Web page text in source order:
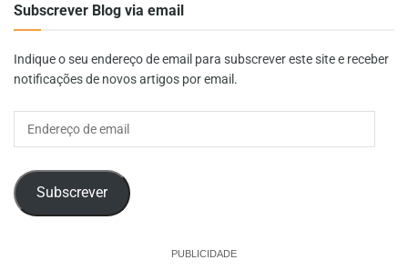
Subscrever Blog via email
Indique o seu endereço de email para subscrever este site e receber
notificações de novos artigos por email.
Subscrever
PUBLICIDADE